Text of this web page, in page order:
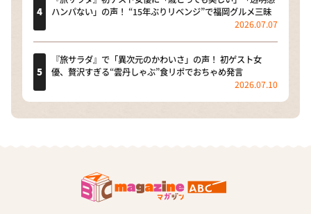
ハンパない」の声！ “15年ぶりリベンジ”で福岡グルメ三昧
2026.07.07
『旅サラダ』で「異次元のかわいさ」の声！ 初ゲスト女
優、贅沢すぎる“雲丹しゃぶ”食リポでおちゃめ発言
2026.07.10